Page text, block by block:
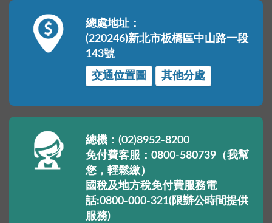
總處地址：
(220246)新北市板橋區中山路一段
143號
交通位置圖
其他分處
總機：(02)8952-8200
免付費客服：0800-580739（我幫
您，輕鬆繳）
國稅及地方稅免付費服務電
話:0800-000-321(限辦公時間提供
服務)